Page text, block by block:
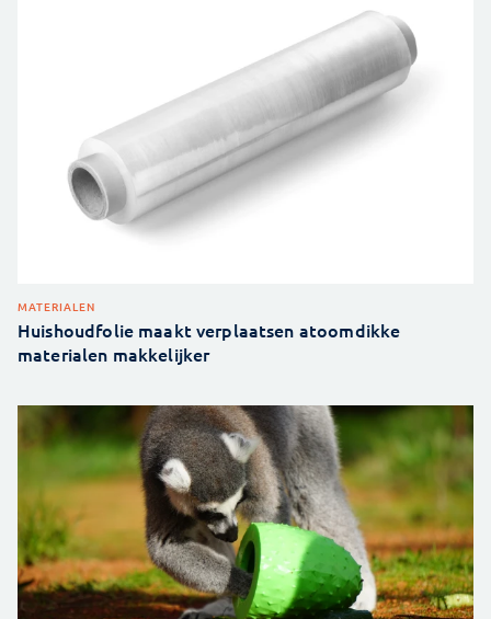
MATERIALEN
Huishoudfolie maakt verplaatsen atoomdikke
materialen makkelijker